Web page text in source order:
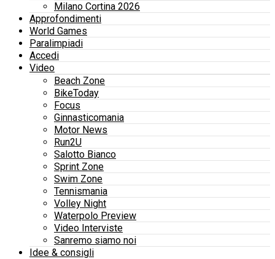
Milano Cortina 2026
Approfondimenti
World Games
Paralimpiadi
Accedi
Video
Beach Zone
BikeToday
Focus
Ginnasticomania
Motor News
Run2U
Salotto Bianco
Sprint Zone
Swim Zone
Tennismania
Volley Night
Waterpolo Preview
Video Interviste
Sanremo siamo noi
Idee & consigli